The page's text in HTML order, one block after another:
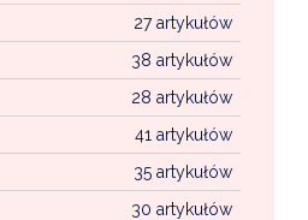
27 artykułów
38 artykułów
28 artykułów
41 artykułów
35 artykułów
30 artykułów